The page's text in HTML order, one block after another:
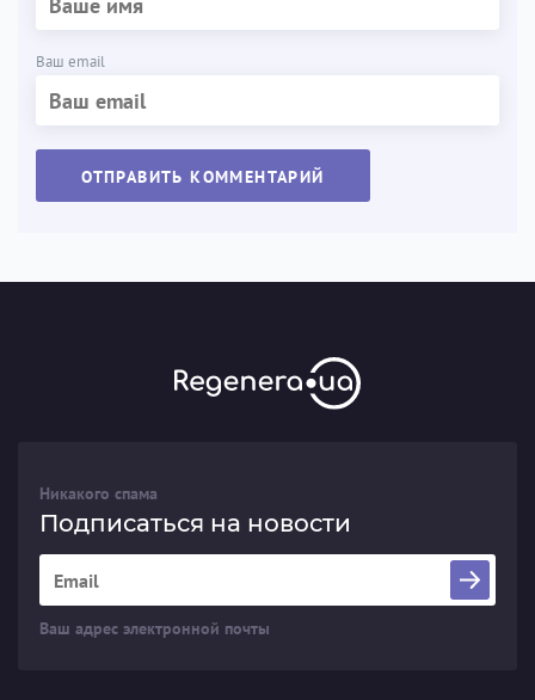
Ваш email
ОТПРАВИТЬ КОММЕНТАРИЙ
Никакого спама
Подписаться на новости
Ваш адрес электронной почты